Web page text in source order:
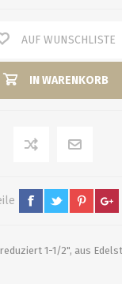
AUF WUNSCHLISTE
IN WARENKORB
1-1/2", aus